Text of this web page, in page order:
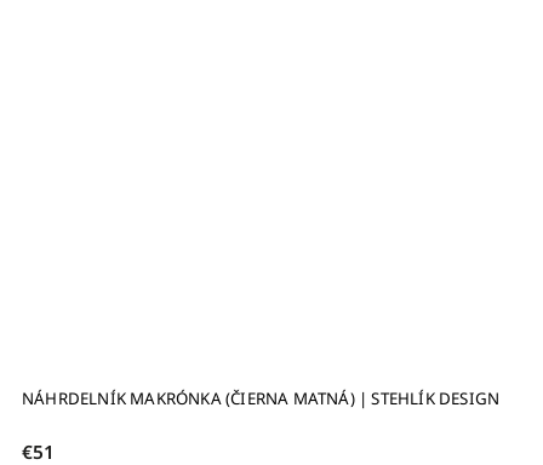
NÁHRDELNÍK MAKRÓNKA (ČIERNA MATNÁ) | STEHLÍK DESIGN
€51